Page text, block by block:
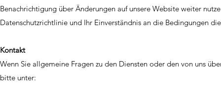
Benachrichtigung über Änderungen auf unsere Website weiter
Datenschutzrichtlinie und Ihr Einverständnis an die Bedingungen
Kontakt
Wenn Sie allgemeine Fragen zu den Diensten oder den von uns
bitte unter: